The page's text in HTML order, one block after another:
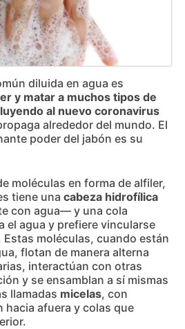
diluida en agua es
y matar a muchos tipos de
al nuevo coronavirus
alrededor del mundo. El
poder del jabón es su
moléculas en forma de alfiler,
tiene una cabeza hidrofílica
con agua— y una cola
el agua y prefiere vincularse
moléculas, cuando están
flotan de manera alterna
interactúan con otras
y se ensamblan a sí mismas
llamadas micelas, con
hacia afuera y colas que